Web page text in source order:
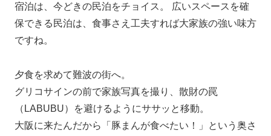
宿泊は、今どきの民泊をチョイス。 広いスペースを確
保できる民泊は、食事さえ工夫すれば大家族の強い味方
ですね。
夕食を求めて難波の街へ。
グリコサインの前で家族写真を撮り、散財の罠
（LABUBU）を避けるようにササッと移動。
大阪に来たんだから「豚まんが食べたい！」という奥さ